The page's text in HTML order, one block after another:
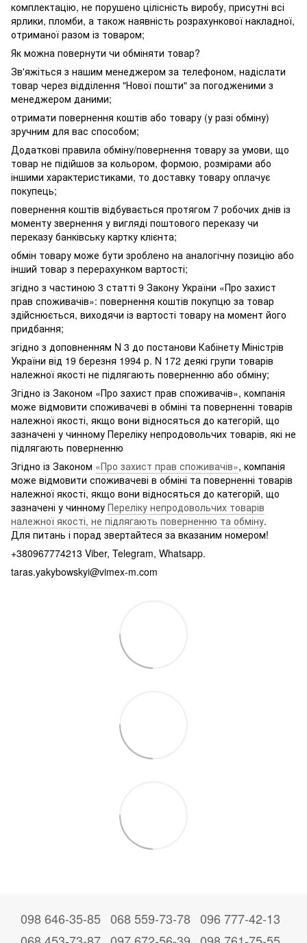
комплектацію, не порушено цілісність виробу, присутні всі
ярлики, пломби, а також наявність розрахункової накладної,
отриманої разом із товаром;
Як можна повернути чи обміняти товар?
Зв'яжіться з нашим менеджером за телефоном, надіслати
товар через відділення "Нової пошти" за погодженими з
менеджером даними;
отримати повернення коштів або товару (у разі обміну)
зручним для вас способом;
Додаткові правила обміну/повернення товару за умови, що
товар не підійшов за кольором, формою, розмірами або
іншими характеристиками, то доставку товару оплачує
покупець;
повернення коштів відбувається протягом 7 робочих днів із
моменту звернення у вигляді поштового переказу чи
переказу банківську картку клієнта;
обмін товару може бути зроблено на аналогічну позицію або
інший товар з перерахунком вартості;
згідно з частиною 3 статті 9 Закону України «Про захист
прав споживачів»: повернення коштів покупцю за товар
здійснюється, виходячи із вартості товару на момент його
придбання;
згідно з доповненням N 3 до постанови Кабінету Міністрів
України від 19 березня 1994 р. N 172 деякі групи товарів
належної якості не підлягають поверненню або обміну;
Згідно із Законом «Про захист прав споживачів», компанія
може відмовити споживачеві в обміні та поверненні товарів
належної якості, якщо вони відносяться до категорій, що
зазначені у чинному Переліку непродовольчих товарів, які не
підлягають поверненню
Згідно із Законом «Про захист прав споживачів», компанія
може відмовити споживачеві в обміні та поверненні товарів
належної якості, якщо вони відносяться до категорій, що
зазначені у чинному Переліку непродовольчих товарів
належної якості, не підлягають поверненню та обміну.
Для питань і порад звертайтеся за вказаним номером!
+380967774213 Viber, Telegram, Whatsapp.
taras.yakybowskyi@vimex-m.com
098 646-35-85 068 559-73-78 096 777-42-13